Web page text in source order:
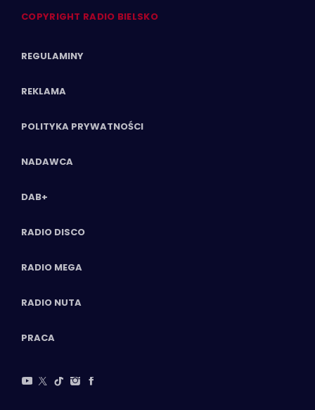
COPYRIGHT RADIO BIELSKO
REGULAMINY
REKLAMA
POLITYKA PRYWATNOŚCI
NADAWCA
DAB+
RADIO DISCO
RADIO MEGA
RADIO NUTA
PRACA